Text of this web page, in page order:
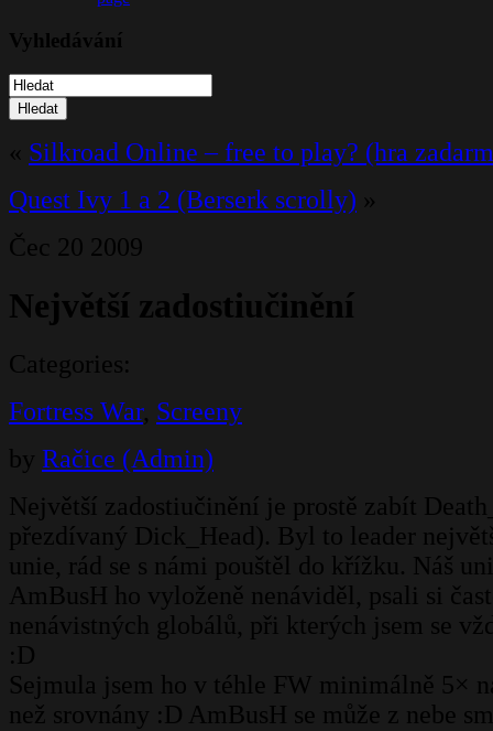
Vyhledávání
Hledat
« Silkroad Online – free to play? (hra
Quest Ivy 1 a 2 (Berserk scrolly) »
Čec 20 2009
Největší zadostiučinění
Categories:
Fortress War, Screeny
by Račice (Admin)
Největší zadostiučinění je prostě zabít
přezdívaný Dick_Head). Byl to leader
unie, rád se s námi pouštěl do křížku. Náš
AmBusH ho vyloženě nenáviděl, psali si
nenávistných globálů, při kterých jsem se
:D
Sejmula jsem ho v téhle FW minimálně 5×
než srovnány :D AmBusH se může z nebe